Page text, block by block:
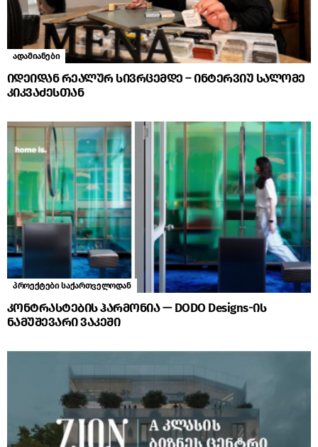
ადამიანები
იდეიდან რეალურ სივრცემდე – ინტერვიუ სალომე
კიკვაძესთან
პროექტები საქართველოდან
კონტრასტების ჰარმონია — DODO Designs-ის
ნამუშევარი ვაკეში